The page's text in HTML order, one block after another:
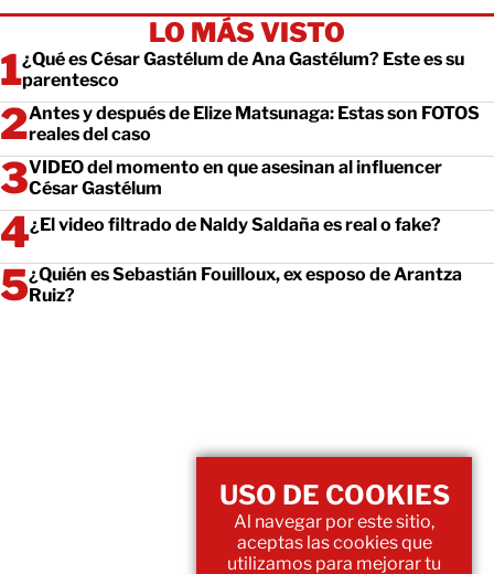
LO MÁS VISTO
¿Qué es César Gastélum de Ana Gastélum? Este es su
parentesco
Antes y después de Elize Matsunaga: Estas son FOTOS
reales del caso
VIDEO del momento en que asesinan al influencer
César Gastélum
¿El video filtrado de Naldy Saldaña es real o fake?
¿Quién es Sebastián Fouilloux, ex esposo de Arantza
Ruiz?
USO DE COOKIES
Al navegar por este sitio,
aceptas las cookies que
utilizamos para mejorar tu